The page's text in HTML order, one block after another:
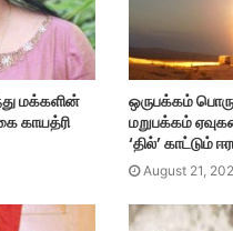
மக்களின்
காயத்ரி
ஒருபக்கம்
மறுபக்கம்
‘தில்’ காட்டும்
August 21,